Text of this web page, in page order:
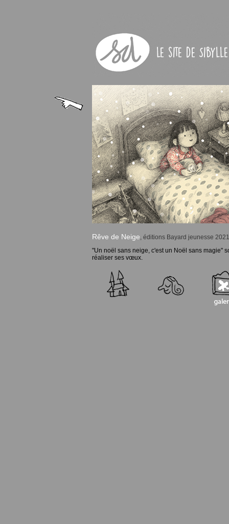
Rêve de Neige, éditions Bayard jeunesse 2021
"Un noël sans neige, c'est un Noël sans magie"
réaliser ses vœux.